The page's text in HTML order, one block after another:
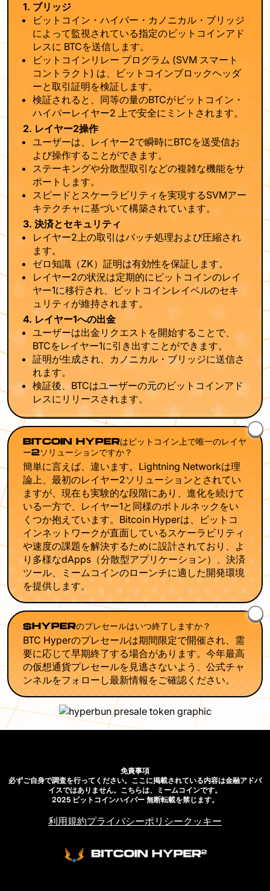
1. ブリッジ
ビットコイン・ハイパー・カノニカル・ブリッジ
によって監視されている指定のビットコインアド
レスに BTCを送信します。
ビットコインリレー プログラム (SVM スマート
コントラクト) は、ビットコインブロックヘッダ
ーと取引証明を検証します。
検証されると、同等の量のBTCがビットコイン・
ハイパーレイヤー2 上で安全にミントされます。
2. レイヤー2操作
ユーザーは、レイヤー2で瞬時にBTCを送受信お
よび操作することができます。
ステーキングや分散型取引などの複雑な機能をサ
ポートします。
スピードとスケーラビリティを実現するSVMアー
キテクチャに基づいて構築されています。
3. 決済とセキュリティ
レイヤー2上の取引はバッチ処理および圧縮され
ます。
ゼロ知識（ZK）証明は有効性を保証します。
レイヤー2の状況は定期的にビットコインのレイ
ヤー1に移行され、ビットコインレイベルのセキ
ュリティが維持されます。
4. レイヤー1への出金
ユーザーは出金リクエストを開始することで、
BTCをレイヤー1に引き出すことができます。
証明が生成され、カノニカル・ブリッジに送信さ
れます。
検証後、BTCはユーザーの元のビットコインアド
レスにリリースされます。
BITCOIN HYPERはビットコイン上で唯一のレイヤ
ー2ソリューションですか？
簡単に言えば、違います。Lightning Networkは理
論上、最初のレイヤー2ソリューションとされてい
ますが、現在も実験的な段階にあり、進化を続けて
いる一方で、レイヤー1と同様のボトルネックをい
くつか抱えています。Bitcoin Hyperは、ビットコ
インネットワークが直面しているスケーラビリティ
や速度の課題を解決するために設計されており、よ
り多様なdApps（分散型アプリケーション）、決済
ツール、ミームコインのローンチに適した開発環境
を提供します。
$HYPERのプレセールはいつ終了しますか？
BTC Hyperのプレセールは期間限定で開催され、需
要に応じて早期終了する場合があります。今年最高
の仮想通貨プレセールを見逃さないよう、公式チャ
ンネルをフォローし最新情報をご確認ください。
免責事項
必ずご自身で調査を行ってください。ここに掲載されている内容は金融アドバ
イスではありません。こちらは、ミームコインです。
2025 ビットコインハイパー 無断転載を禁じます。
利用規約プライバシーポリシークッキー